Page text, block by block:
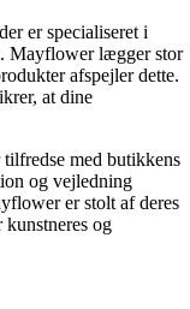
er specialiseret i
Mayflower lægger stor
afspejler dette.
at dine
med butikkens
og vejledning
er stolt af deres
og